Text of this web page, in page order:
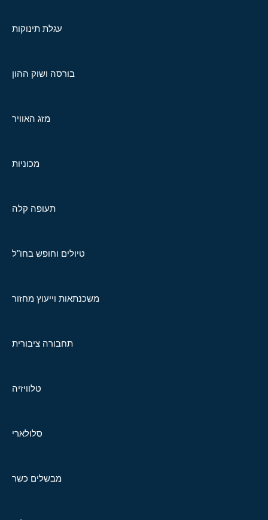
עגלת תינוקות
בורסה ושוק ההון
מזג האוויר
מכוניות
תעופה קלה
טיולים וחופש בחו"ל
משכנתאות וייעוץ מחזור
תחבורה ציבורית
טלוויזיה
סלולארי
מבשלים כשר